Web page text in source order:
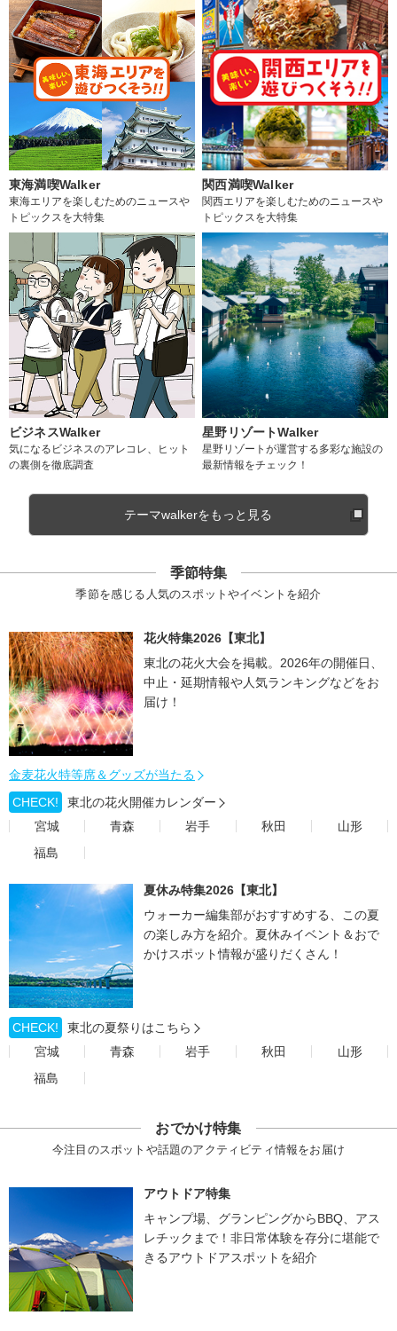
東海満喫Walker
東海エリアを楽しむためのニュースや
トピックスを大特集
関西満喫Walker
関西エリアを楽しむためのニュースや
トピックスを大特集
ビジネスWalker
気になるビジネスのアレコレ、ヒット
の裏側を徹底調査
星野リゾートWalker
星野リゾートが運営する多彩な施設の
最新情報をチェック！
テーマwalkerをもっと見る
季節特集
季節を感じる人気のスポットやイベントを紹介
花火特集2026【東北】
東北の花火大会を掲載。2026年の開催日、
中止・延期情報や人気ランキングなどをお
届け！
金麦花火特等席＆グッズが当たる
CHECK!
東北の花火開催カレンダー
宮城
青森 岩手 秋田
山形
福島
夏休み特集2026【東北】
ウォーカー編集部がおすすめする、この夏
の楽しみ方を紹介。夏休みイベント＆おで
かけスポット情報が盛りだくさん！
CHECK!
東北の夏祭りはこちら
宮城
青森 岩手 秋田
山形
福島
おでかけ特集
今注目のスポットや話題のアクティビティ情報をお届け
アウトドア特集
キャンプ場、グランピングからBBQ、アス
レチックまで！非日常体験を存分に堪能で
きるアウトドアスポットを紹介